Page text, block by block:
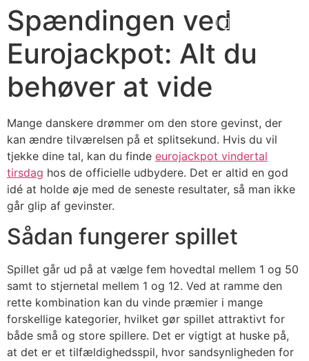
Spændingen ved
Eurojackpot: Alt du
behøver at vide
Mange danskere drømmer om den store gevinst, der
kan ændre tilværelsen på et splitsekund. Hvis du vil
tjekke dine tal, kan du finde eurojackpot vindertal
tirsdag hos de officielle udbydere. Det er altid en god
idé at holde øje med de seneste resultater, så man ikke
går glip af gevinster.
Sådan fungerer spillet
Spillet går ud på at vælge fem hovedtal mellem 1 og 50
samt to stjernetal mellem 1 og 12. Ved at ramme den
rette kombination kan du vinde præmier i mange
forskellige kategorier, hvilket gør spillet attraktivt for
både små og store spillere. Det er vigtigt at huske på,
at det er et tilfældighedsspil, hvor sandsynligheden for